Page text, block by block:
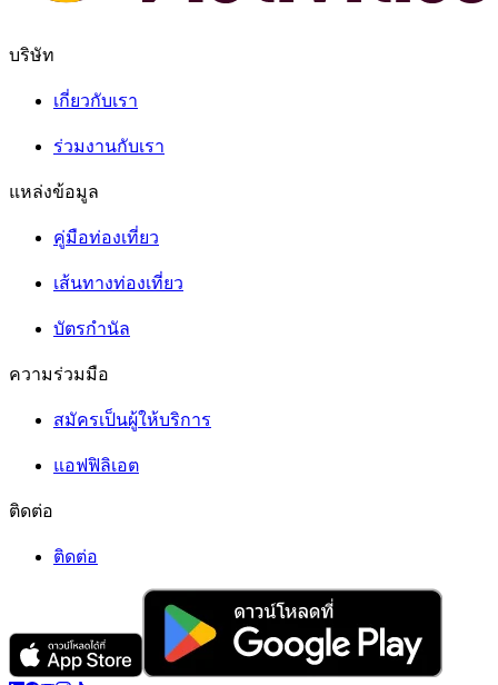
บริษัท
เกี่ยวกับเรา
ร่วมงานกับเรา
แหล่งข้อมูล
คู่มือท่องเที่ยว
เส้นทางท่องเที่ยว
บัตรกำนัล
ความร่วมมือ
สมัครเป็นผู้ให้บริการ
แอฟฟิลิเอต
ติดต่อ
ติดต่อ